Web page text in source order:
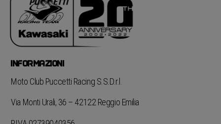
INFORMAZIONI
Moto Club Puccetti Racing S.S.D.r.l.
Via Monti Urali, 36 – 42122 Reggio Emilia